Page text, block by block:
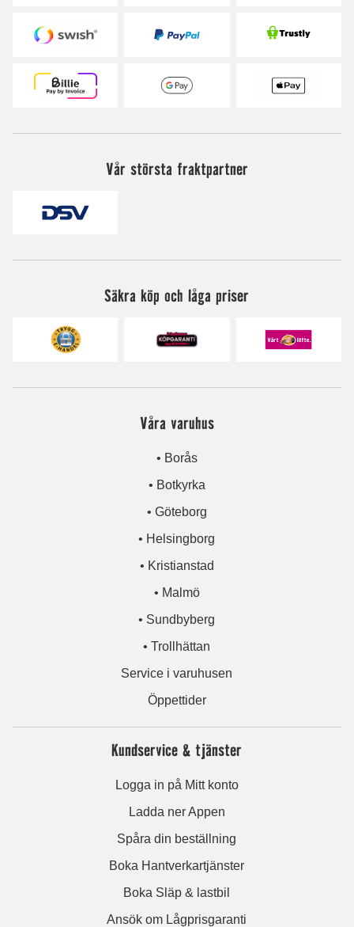
Vår största fraktpartner
Säkra köp och låga priser
Våra varuhus
• Borås
• Botkyrka
• Göteborg
• Helsingborg
• Kristianstad
• Malmö
• Sundbyberg
• Trollhättan
Service i varuhusen
Öppettider
Kundservice & tjänster
Logga in på Mitt konto
Ladda ner Appen
Spåra din beställning
Boka Hantverkartjänster
Boka Släp & lastbil
Ansök om Lågprisgaranti